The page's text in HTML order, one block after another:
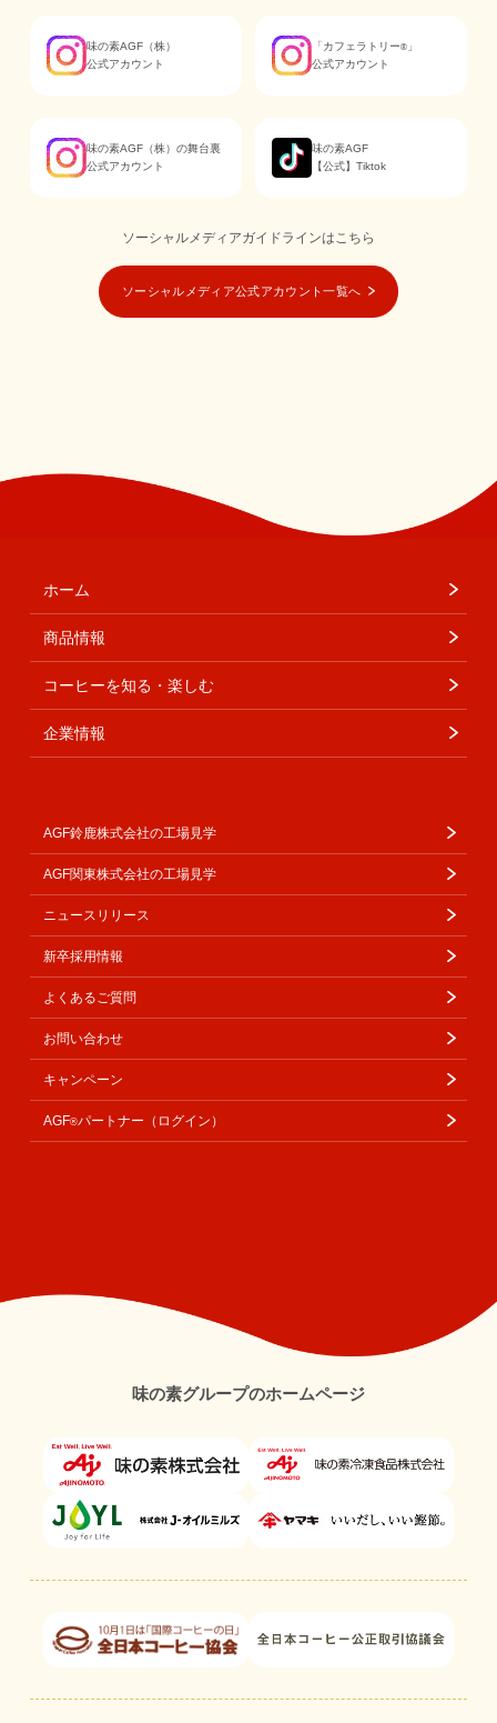
味の素AGF（株）
公式アカウント
「カフェラトリー® 」
公式アカウント
味の素AGF（株）の舞台裏
公式アカウント
味の素AGF
【公式】Tiktok
ソーシャルメディアガイドラインはこちら
ソーシャルメディア公式アカウント一覧へ
ホーム
商品情報
コーヒーを知る・楽しむ
企業情報
AGF鈴鹿株式会社の工場見学
AGF関東株式会社の工場見学
ニュースリリース
新卒採用情報
よくあるご質問
お問い合わせ
キャンペーン
AGF®パートナー（ログイン）
味の素グループのホームページ